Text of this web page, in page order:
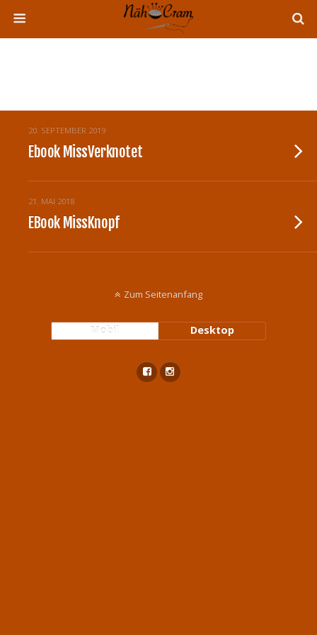
20. SEPTEMBER 2019
Ebook MissVerknotet
21. MAI 2018
EBook MissKnopf
Zum Seitenanfang
Mobil Desktop